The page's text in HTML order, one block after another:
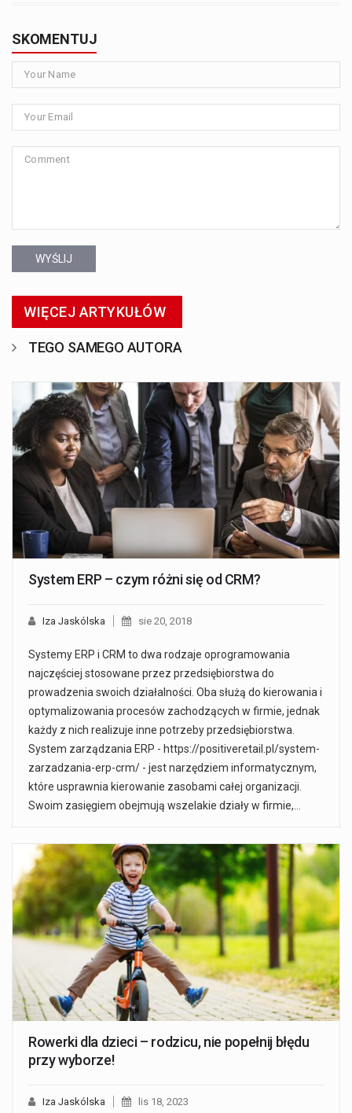
SKOMENTUJ
WYŚLIJ
WIĘCEJ ARTYKUŁÓW
TEGO SAMEGO AUTORA
System ERP – czym różni się od CRM?
Iza Jaskólska sie 20, 2018
Systemy ERP i CRM to dwa rodzaje oprogramowania
najczęściej stosowane przez przedsiębiorstwa do
prowadzenia swoich działalności. Oba służą do kierowania i
optymalizowania procesów zachodzących w firmie, jednak
każdy z nich realizuje inne potrzeby przedsiębiorstwa.
System zarządzania ERP - https://positiveretail.pl/system-
zarzadzania-erp-crm/ - jest narzędziem informatycznym,
które usprawnia kierowanie zasobami całej organizacji.
Swoim zasięgiem obejmują wszelakie działy w firmie,…
Rowerki dla dzieci – rodzicu, nie popełnij błędu
przy wyborze!
Iza Jaskólska lis 18, 2023